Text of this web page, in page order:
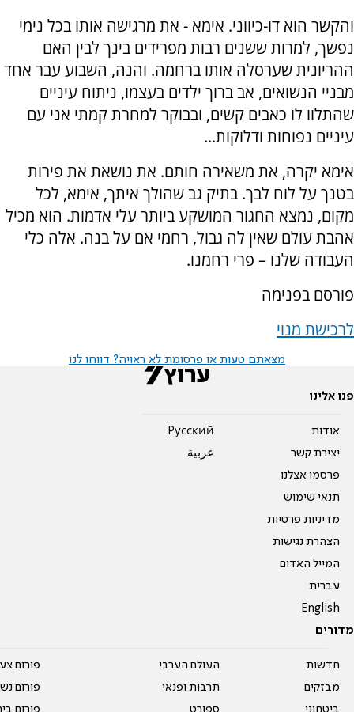
והקשר הוא דו-כיווני. אימא - את מרגישה אותו בכל נימי
נפשך, למרות ששנים רבות מפרידים בינך לבין האם
ההריונית שערסלה אותו ברחמה. והנה, השבוע עבר אחד
מבניי הנשואים, אב ברוך ילדים בעצמו, ניתוח עיניים
שהתלוו לו כאבים קשים, ובבוקר למחרת קמתי אני עם
עיניים נפוחות ודלוקות...
אימא יקרה, את משאירה חותם. את נושאת את פירות
בטנך על לוח לבך. בתיק גב שהולך איתך, אימא, לכל
מקום, נמצא החגור המושקע ביותר עלי אדמות. הוא מכיל
אהבת עולם שאין לה גבול, רחמי אם על בנה. אלה כלי
העבודה שלנו – פרי רחמנו.
פורסם בפנימה
לרכישת מנוי
מצאתם טעות או פרסומת לא ראויה? דווחו לנו
פנו אלינו
אודות
יצירת קשר
פרסמו אצלנו
תנאי שימוש
מדיניות פרטיות
הצהרת נגישות
המייל האדום
עברית
English
Pусский
عربية
מדורים
חדשות
מבזקים
ביטחוני
העולם הערבי
תרבות ופנאי
ספורט
פורום
פורום
פורום